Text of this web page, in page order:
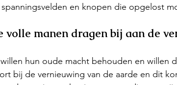
en knopen die opgelost
volle manen dragen bij aan de
hun oude macht behouden en willen
bij de vernieuwing van de aarde en dit